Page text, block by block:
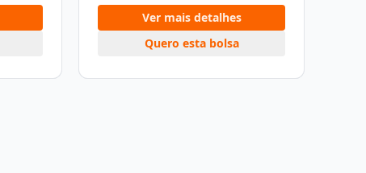
Ver mais detalhes
Quero esta bolsa